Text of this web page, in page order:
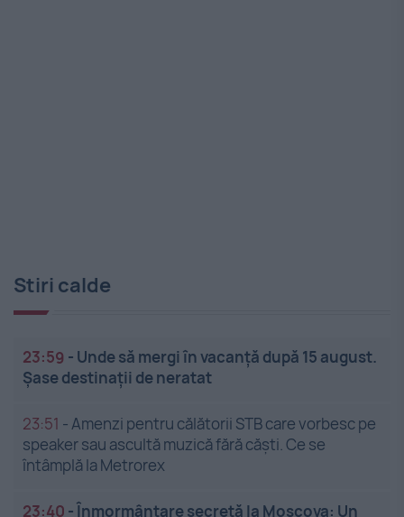
Stiri calde
23:59 - Unde să mergi în vacanță după 15 august.
Șase destinații de neratat
23:51 -Amenzi pentru călătorii STB care vorbesc pe
speaker sau ascultă muzică fără căști. Ce se
întâmplă la Metrorex
23:40 -Înmormântare secretă la Moscova: Un